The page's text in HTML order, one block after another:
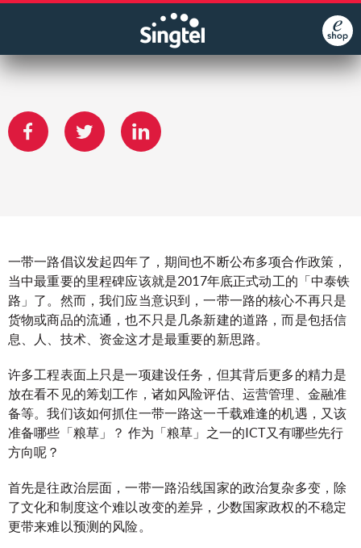
一带一路倡议发起四年了，期间也不断公布多项合作政策，
当中最重要的里程碑应该就是2017年底正式动工的「中泰铁
路」了。然而，我们应当意识到，一带一路的核心不再只是
货物或商品的流通，也不只是几条新建的道路，而是包括信
息、人、技术、资金这才是最重要的新思路。
许多工程表面上只是一项建设任务，但其背后更多的精力是
放在看不见的筹划工作，诸如风险评估、运营管理、金融准
备等。我们该如何抓住一带一路这一千载难逢的机遇，又该
准备哪些「粮草」？ 作为「粮草」之一的ICT又有哪些先行
方向呢？
首先是往政治层面，一带一路沿线国家的政治复杂多变，除
了文化和制度这个难以改变的差异，少数国家政权的不稳定
更带来难以预测的风险。